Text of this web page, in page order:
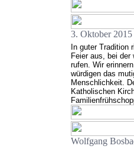
3. Oktober
In guter Tradition
Feier aus, bei
rufen. Wir
würdigen das
Menschlichkeit.
Katholischen
Wolfgang